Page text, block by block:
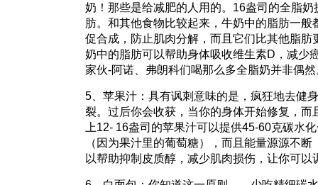
奶！那些是给减肥的人用的。16盎司的全脂
肪。和其他食物比较起来，牛奶中的脂肪一般
促合成，防止肌肉分解，而且它们比其他脂肪
奶中的脂肪可以帮助身体吸收维生素D，减少
家伙-阿诺、弗朗科们喝那么多全脂奶并非偶然
5、苹果汁：具有讽刺意味的是，疯狂地去健
裂。过后你会收获，当你的身体开始修复，而
上12- 16盎司的苹果汁可以提供45-60克碳水
（因为果汁里的葡萄糖），而且能量源源不
以帮助抑制皮质醇，减少肌肉损伤，让你可以